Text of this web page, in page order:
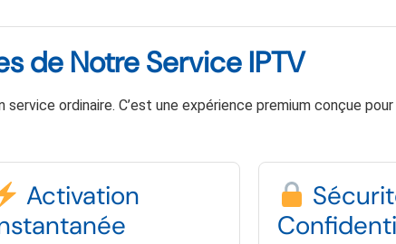
de Notre Service IPTV
service ordinaire. C’est une expérience premium conçue
Activation